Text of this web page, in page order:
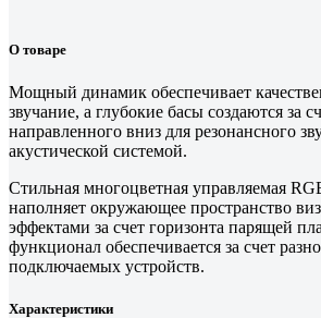
О товаре
Мощный динамик обеспечивает
звучание, а глубокие басы создаются за
направленного вниз для резонансного
акустической системой.
Стильная многоцветная управляемая
наполняет окружающее пространство
эффектами за счет горизонта парящей
функционал обеспечивается за счет
подключаемых устройств.
Характеристики